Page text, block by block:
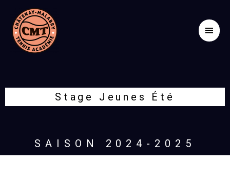
contenu
Stage Jeunes Été
SAISON 2024-2025